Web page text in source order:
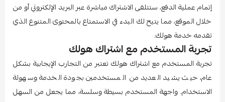
إتمام عملية الدفع، ستتلقى الاشتراك مباشرة عبر البريد الإلكتروني أو من
خلال الموقع، مما يتيح لك البدء في الاستمتاع بالمحتوى المتنوع الذي
تقدمه خدمة هولك.
تجربة المستخدم مع اشتراك هولك
تجربة المستخدم مع اشتراك هولك تعتبر من التجارب الإيجابية بشكل
عام، حيث يشيد العديد من المستخدمين بجودة الخدمة وسهولة
الاستخدام. واجهة المستخدم بسيطة وسلسة، مما يجعل من السهل